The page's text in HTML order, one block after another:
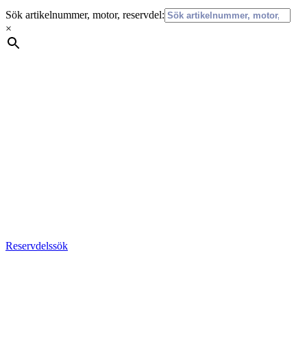
Sök artikelnummer, motor, reservdel:
×
Reservdelssök